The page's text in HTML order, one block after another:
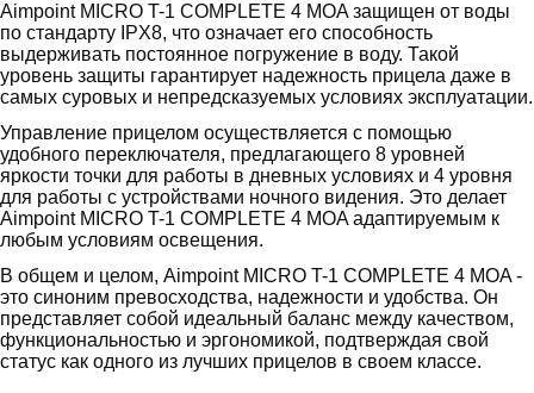
Aimpoint MICRO T-1 COMPLETE 4 MOA защищен от воды
по стандарту IPX8, что означает его способность
выдерживать постоянное погружение в воду. Такой
уровень защиты гарантирует надежность прицела даже в
самых суровых и непредсказуемых условиях эксплуатации.
Управление прицелом осуществляется с помощью
удобного переключателя, предлагающего 8 уровней
яркости точки для работы в дневных условиях и 4 уровня
для работы с устройствами ночного видения. Это делает
Aimpoint MICRO T-1 COMPLETE 4 MOA адаптируемым к
любым условиям освещения.
В общем и целом, Aimpoint MICRO T-1 COMPLETE 4 MOA -
это синоним превосходства, надежности и удобства. Он
представляет собой идеальный баланс между качеством,
функциональностью и эргономикой, подтверждая свой
статус как одного из лучших прицелов в своем классе.